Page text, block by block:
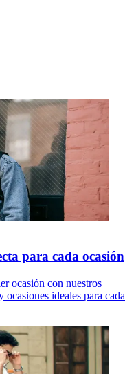
para cada ocasión
ocasión con nuestros
ocasiones ideales para cada